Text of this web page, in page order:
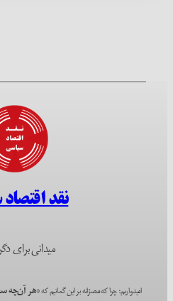
نقد
میدانی برای
امیدواریم؛ چرا که مصرّانه بر این گمانیم که«هر آن‌چه